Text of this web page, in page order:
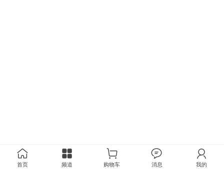
首页 频道 购物车 消息 我的